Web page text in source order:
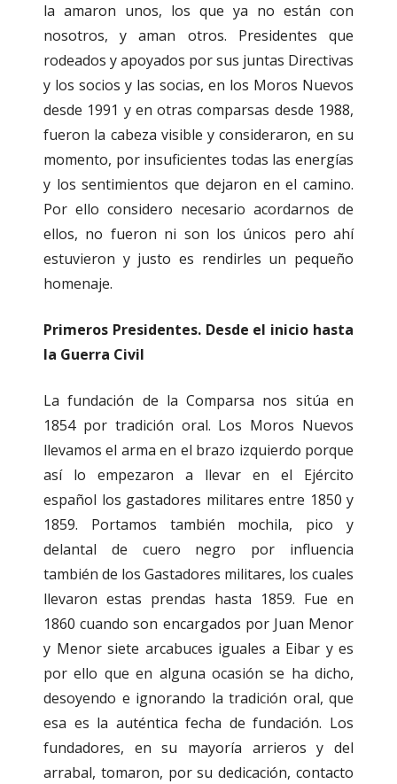
la amaron unos, los que ya no están con
nosotros, y aman otros. Presidentes que
rodeados y apoyados por sus juntas Directivas
y los socios y las socias, en los Moros Nuevos
desde 1991 y en otras comparsas desde 1988,
fueron la cabeza visible y consideraron, en su
momento, por insuficientes todas las energías
y los sentimientos que dejaron en el camino.
Por ello considero necesario acordarnos de
ellos, no fueron ni son los únicos pero ahí
estuvieron y justo es rendirles un pequeño
homenaje.
Primeros Presidentes. Desde el inicio hasta
la Guerra Civil
La fundación de la Comparsa nos sitúa en
1854 por tradición oral. Los Moros Nuevos
llevamos el arma en el brazo izquierdo porque
así lo empezaron a llevar en el Ejército
español los gastadores militares entre 1850 y
1859. Portamos también mochila, pico y
delantal de cuero negro por influencia
también de los Gastadores militares, los cuales
llevaron estas prendas hasta 1859. Fue en
1860 cuando son encargados por Juan Menor
y Menor siete arcabuces iguales a Eibar y es
por ello que en alguna ocasión se ha dicho,
desoyendo e ignorando la tradición oral, que
esa es la auténtica fecha de fundación. Los
fundadores, en su mayoría arrieros y del
arrabal, tomaron, por su dedicación, contacto